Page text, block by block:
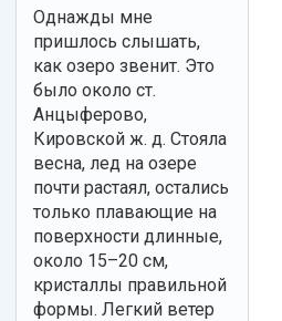
Однажды мне
пришлось слышать,
как озеро звенит. Это
было около ст.
Анцыферово,
Кировской ж. д. Стояла
весна, лед на озере
почти растаял, остались
только плавающие на
поверхности длинные,
около 15–20 см,
кристаллы правильной
формы. Легкий ветер